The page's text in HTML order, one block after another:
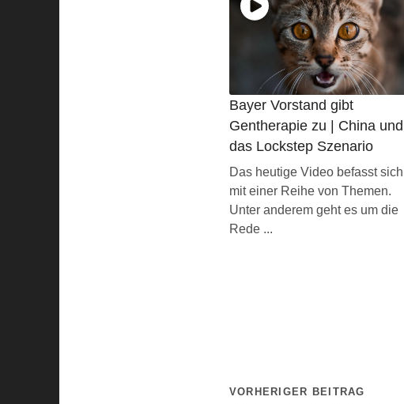
Bayer Vorstand gibt
Gentherapie zu | China und
das Lockstep Szenario
Das heutige Video befasst sich
mit einer Reihe von Themen.
Unter anderem geht es um die
Rede ...
VORHERIGER BEITRAG